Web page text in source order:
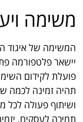
משימה
המשימה של איגוד
יישאר פלטפורמה
פועלת לקידום
ושיתוף פעולה לכל